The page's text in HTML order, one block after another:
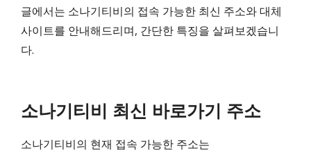
글에서는 소나기티비의 접속 가능한 최신 주소와 대체
사이트를 안내해드리며, 간단한 특징을 살펴보겠습니
다.
소나기티비 최신 바로가기 주소
소나기티비의 현재 접속 가능한 주소는